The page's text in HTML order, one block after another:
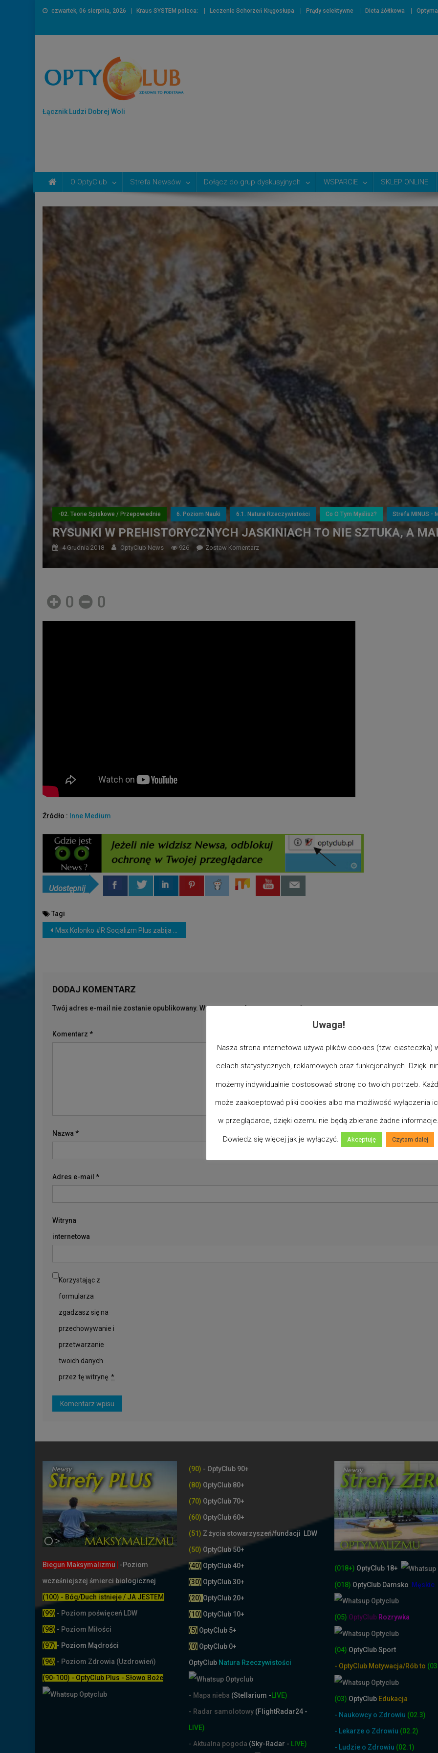
czwartek, 06 sierpnia, 2026 Kraus SYSTEM poleca: Leczenie Schorzeń Kręgosłupa Prądy selektywne Dieta żółtkowa
Łącznik Ludzi Dobrej Woli
O OptyClub Strefa Newsów Dołącz do grup dyskusyjnych WSPARCIE SKLEP ONLINE
-02. Teorie Spiskowe / Przepowiednie 6. Poziom Nauki 6.1. Natura Rzeczywistości Co O Tym Myślisz? Strefa MINUS -
RYSUNKI W PREHISTORYCZNYCH JASKINIACH TO NIE SZTUKA, A
4 Grudnia 2018 OptyClub News 926 Zostaw Komentarz
0 0
Źródło : Inne Medium
Udostępnij
Tagi
NAWIGACJA
WPISU
Max Kolonko #R Socjalizm Plus zabija Naród – w MaxTVGO.com
DODAJ KOMENTARZ
Twój adres e-mail nie zostanie opublikowany. Wymagane pola są oznaczone*
Komentarz *
Nazwa *
Adres e-mail *
Witryna
internetowa
Korzystając z
formularza
zgadzasz się na
przechowywanie i
przetwarzanie
twoich danych
przez tę witrynę. *
Biegun Maksymalizmu -Poziom
wcześniejszej śmierci biologicznej
(100) - Bóg/Duch istnieje / JA JESTEM
(99) - Poziom poświęceń LDW
(98) - Poziom Miłości
(97) - Poziom Mądrości
(96) - Poziom Zdrowia (Uzdrowień)
(90-100) - OptyClub Plus - Słowo Boże
(90) - OptyClub 90+
(80) OptyClub 80+
(70) OptyClub 70+
(60) OptyClub 60+
(51) Z życia stowarzyszeń/fundacji LDW
(50) OptyClub 50+
(40) OptyClub 40+
(30) OptyClub 30+
(20) OptyClub 20+
(10) OptyClub 10+
(5) OptyClub 5+
(0) OptyClub 0+
OptyClubNatura Rzeczywistości
- Mapa nieba (Stellarium -LIVE)
- Radar samolotowy(FlightRadar24 -
LIVE)
- Aktualna pogoda (Sky-Radar - LIVE)
(018+) OptyClub 18+
(018) OptyClub Damsko Męskie
(05) OptyClub Rozrywka
(04) OptyClub Sport
- OptyClub Motywacja/Rób to
(03) OptyClub Edukacja
- Naukowcy o Zdrowiu (02.3)
- Lekarze o Zdrowiu (02.2)
- Ludzie o Zdrowiu (02.1)
Uwaga!
Nasza strona internetowa używa plików cookies (tzw. ciasteczka)
celach statystycznych, reklamowych oraz funkcjonalnych. Dzięki
możemy indywidualnie dostosować stronę do twoich potrzeb.
może zaakceptować pliki cookies albo ma możliwość wyłączenia
w przeglądarce, dzięki czemu nie będą zbierane żadne
Dowiedz się więcej jak je wyłączyć. Akceptuję Czytam dalej